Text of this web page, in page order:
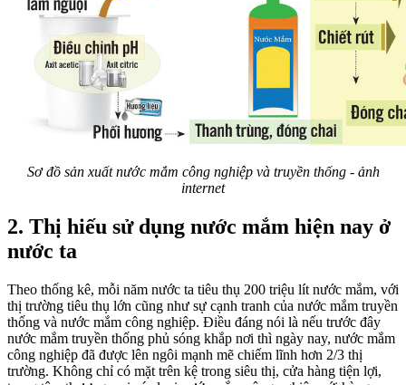
Sơ đồ sản xuất nước mắm công nghiệp và truyền thống - ảnh
internet
2. Thị hiếu sử dụng nước mắm hiện nay ở
nước ta
Theo thống kê, mỗi năm nước ta tiêu thụ 200 triệu lít nước mắm, với
thị trường tiêu thụ lớn cũng như sự cạnh tranh của nước mắm truyền
thống và nước mắm công nghiệp. Điều đáng nói là nếu trước đây
nước mắm truyền thống phủ sóng khắp nơi thì ngày nay, nước mắm
công nghiệp đã được lên ngôi mạnh mẽ chiếm lĩnh hơn 2/3 thị
trường. Không chỉ có mặt trên kệ trong siêu thị, cửa hàng tiện lợi,